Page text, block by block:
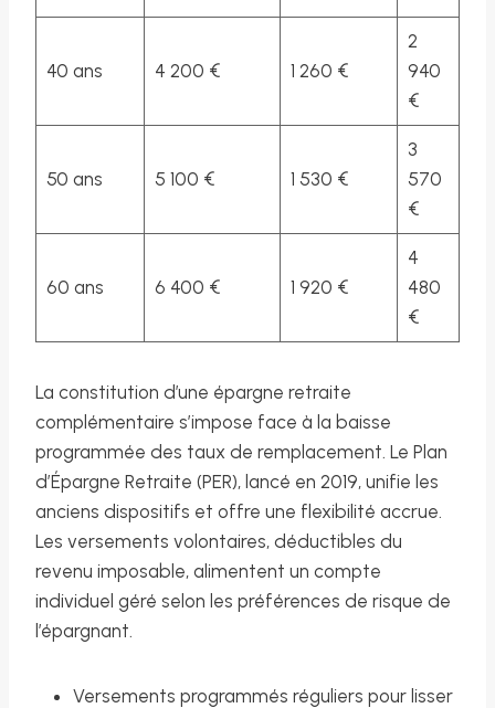
40 ans 4 200 € 1 260 €
2
940
€
50 ans 5 100 € 1 530 €
3
570
€
60 ans 6 400 € 1 920 €
4
480
€
La constitution d’une épargne retraite
complémentaire s’impose face à la baisse
programmée des taux de remplacement. Le Plan
d’Épargne Retraite (PER), lancé en 2019, unifie les
anciens dispositifs et offre une flexibilité accrue.
Les versements volontaires, déductibles du
revenu imposable, alimentent un compte
individuel géré selon les préférences de risque de
l’épargnant.
Versements programmés réguliers pour lisser